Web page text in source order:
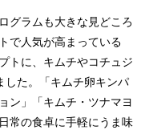
グラムも大きな見どころ
で人気が高まっている
トに、キムチやコチュジ
した。「キムチ卵キンパ
ン」「キムチ・ツナマヨ
常の食卓に手軽にうま味